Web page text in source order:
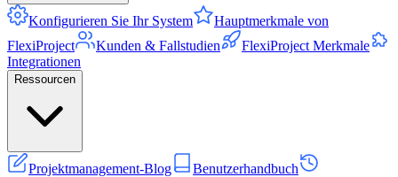
Konfigurieren Sie Ihr System
Hauptmerkmale von
FlexiProject
Kunden & Fallstudien
FlexiProject Merkmale
Integrationen
Ressourcen
Projektmanagement-Blog
Benutzerhandbuch